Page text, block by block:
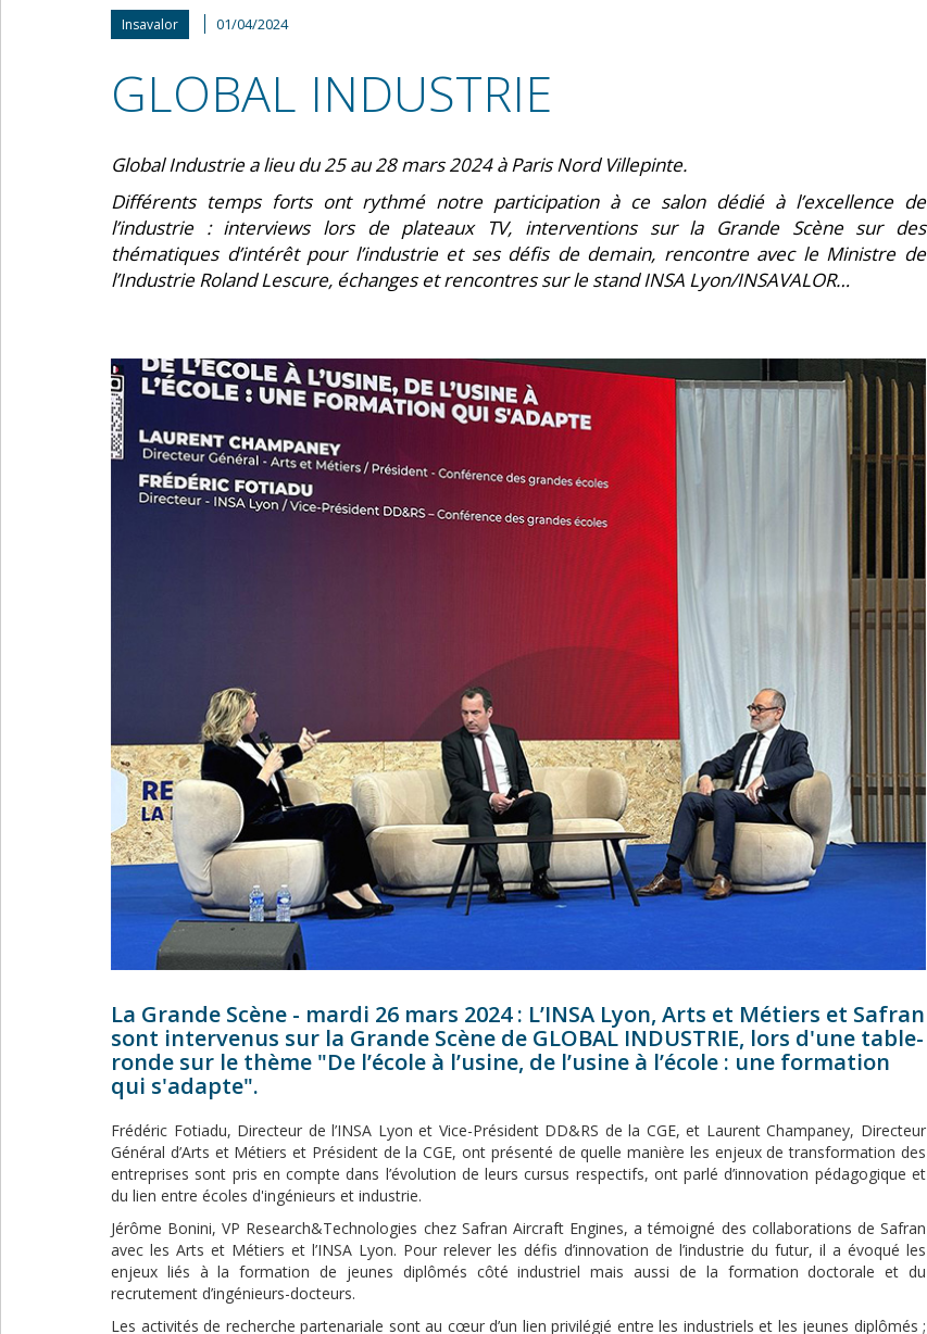
Insavalor 01/04/2024
GLOBAL INDUSTRIE
Global Industrie a lieu du 25 au 28 mars 2024 à Paris Nord Villepinte.
Différents temps forts ont rythmé notre participation à ce salon dédié à l’excellence de
l’industrie : interviews lors de plateaux TV, interventions sur la Grande Scène sur des
thématiques d’intérêt pour l’industrie et ses défis de demain, rencontre avec le Ministre de
l’Industrie Roland Lescure, échanges et rencontres sur le stand INSA Lyon/INSAVALOR…
La Grande Scène - mardi 26 mars 2024 : L’INSA Lyon, Arts et Métiers et Safran
sont intervenus sur la Grande Scène de GLOBAL INDUSTRIE, lors d'une table-
ronde sur le thème "De l’école à l’usine, de l’usine à l’école : une formation
qui s'adapte".
Frédéric Fotiadu, Directeur de l’INSA Lyon et Vice-Président DD&RS de la CGE, et Laurent Champaney, Directeur
Général d’Arts et Métiers et Président de la CGE, ont présenté de quelle manière les enjeux de transformation des
entreprises sont pris en compte dans l’évolution de leurs cursus respectifs, ont parlé d’innovation pédagogique et
du lien entre écoles d'ingénieurs et industrie.
Jérôme Bonini, VP Research&Technologies chez Safran Aircraft Engines, a témoigné des collaborations de Safran
avec les Arts et Métiers et l’INSA Lyon. Pour relever les défis d’innovation de l’industrie du futur, il a évoqué les
enjeux liés à la formation de jeunes diplômés côté industriel mais aussi de la formation doctorale et du
recrutement d’ingénieurs-docteurs.
Les activités de recherche partenariale sont au cœur d’un lien privilégié entre les industriels et les jeunes diplômés ;